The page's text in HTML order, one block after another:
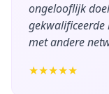
ongelooflijk
gekwalificeerde
met andere
★★★★★